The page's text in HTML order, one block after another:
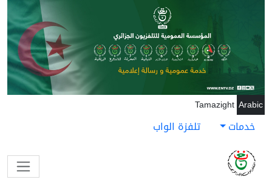
تجاوز إلى المحتوى الرئيسي
Arabic
Tamazight
خدمات تلفزة الواب